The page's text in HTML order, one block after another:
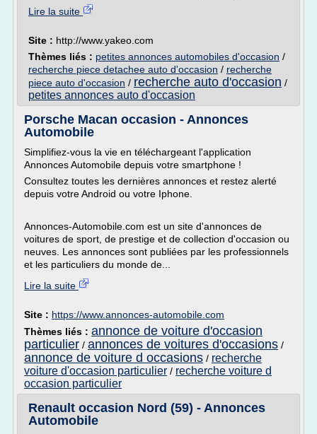
Lire la suite
Site : http://www.yakeo.com
Thèmes liés : petites annonces automobiles d'occasion /
recherche piece detachee auto d'occasion / recherche
piece auto d'occasion / recherche auto d'occasion /
petites annonces auto d'occasion
Porsche Macan occasion - Annonces
Automobile
Simplifiez-vous la vie en téléchargeant l'application
Annonces Automobile depuis votre smartphone !
Consultez toutes les dernières annonces et restez alerté
depuis votre Android ou votre Iphone.
Annonces-Automobile.com est un site d'annonces de
voitures de sport, de prestige et de collection d'occasion ou
neuves. Les annonces sont publiées par les professionnels
et les particuliers du monde de...
Lire la suite
Site : https://www.annonces-automobile.com
Thèmes liés : annonce de voiture d'occasion
particulier / annonces de voitures d'occasions /
annonce de voiture d occasions / recherche
voiture d'occasion particulier / recherche voiture d
occasion particulier
Renault occasion Nord (59) - Annonces
Automobile